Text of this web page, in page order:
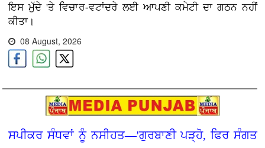
ਇਸ ਮੁੱਦੇ 'ਤੇ ਵਿਚਾਰ-ਵਟਾਂਦਰੇ ਲਈ ਆਪਣੀ ਕਮੇਟੀ ਦਾ ਗਠਨ ਨਹੀਂ
ਕੀਤਾ।
08 August, 2026
ਸਪੀਕਰ ਸੰਧਵਾਂ ਨੂੰ ਨਸੀਹਤ—'ਗੁਰਬਾਣੀ ਪੜ੍ਹੋ, ਫਿਰ ਸੰਗਤ